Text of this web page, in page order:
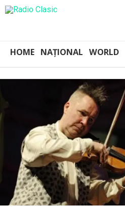
HOME NAȚIONAL WORLD